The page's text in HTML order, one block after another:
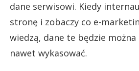
dane serwisowi. Kiedy
stronę i zobaczy co e-
wiedzą, dane te będzie
nawet wykasować.